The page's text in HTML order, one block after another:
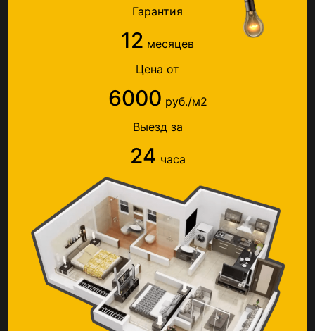
Гарантия
12 месяцев
Цена от
6000 руб./м2
Выезд за
24 часа